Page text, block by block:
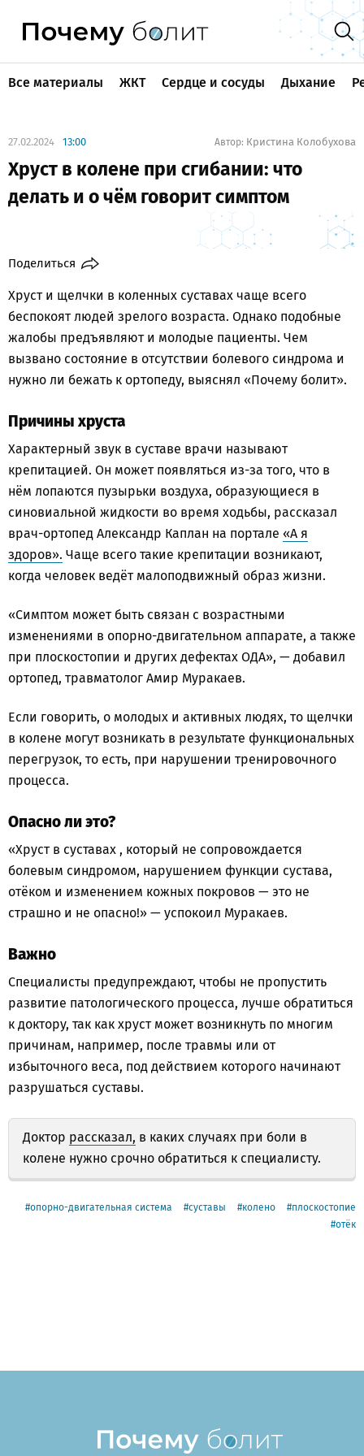
Все материалы ЖКТ Сердце и сосуды Дыхание
27.02.2024 13:00 Автор: Кристина Колобухова
Хруст в колене при сгибании: что
делать и о чём говорит симптом
Поделиться
Хруст и щелчки в коленных суставах чаще всего
беспокоят людей зрелого возраста. Однако подобные
жалобы предъявляют и молодые пациенты. Чем
вызвано состояние в отсутствии болевого синдрома и
нужно ли бежать к ортопеду, выяснял «Почему болит».
Причины хруста
Характерный звук в суставе врачи называют
крепитацией. Он может появляться из-за того, что в
нём лопаются пузырьки воздуха, образующиеся в
синовиальной жидкости во время ходьбы, рассказал
врач-ортопед Александр Каплан на портале «А я
здоров». Чаще всего такие крепитации возникают,
когда человек ведёт малоподвижный образ жизни.
«Симптом может быть связан с возрастными
изменениями в опорно-двигательном аппарате, а также
при плоскостопии и других дефектах ОДА», — добавил
ортопед, травматолог Амир Муракаев.
Если говорить, о молодых и активных людях, то щелчки
в колене могут возникать в результате функциональных
перегрузок, то есть, при нарушении тренировочного
процесса.
Опасно ли это?
«Хруст в суставах , который не сопровождается
болевым синдромом, нарушением функции сустава,
отёком и изменением кожных покровов — это не
страшно и не опасно!» — успокоил Муракаев.
Важно
Специалисты предупреждают, чтобы не пропустить
развитие патологического процесса, лучше обратиться
к доктору, так как хруст может возникнуть по многим
причинам, например, после травмы или от
избыточного веса, под действием которого начинают
разрушаться суставы.
Доктор рассказал, в каких случаях при боли в
колене нужно срочно обратиться к специалисту.
опорно-двигательная система суставы колено
плоскостопие
отёк